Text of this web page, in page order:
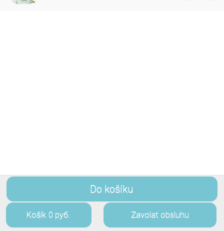
Do košíku
Košík 0 руб. Zavolat obsluhu